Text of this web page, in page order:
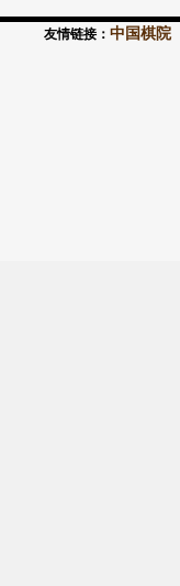
友情链接： 中国棋院